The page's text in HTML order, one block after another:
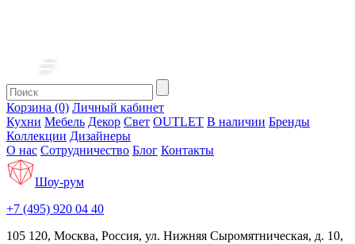
Корзина (0) Личный кабинет
Кухни Мебель Декор Свет OUTLET В наличии Бренды
Коллекции Дизайнеры
О нас Сотрудничество Блог Контакты
Шоу-рум
+7 (495) 920 04 40
105 120, Москва, Россия, ул. Нижняя Сыромятническая, д. 10,